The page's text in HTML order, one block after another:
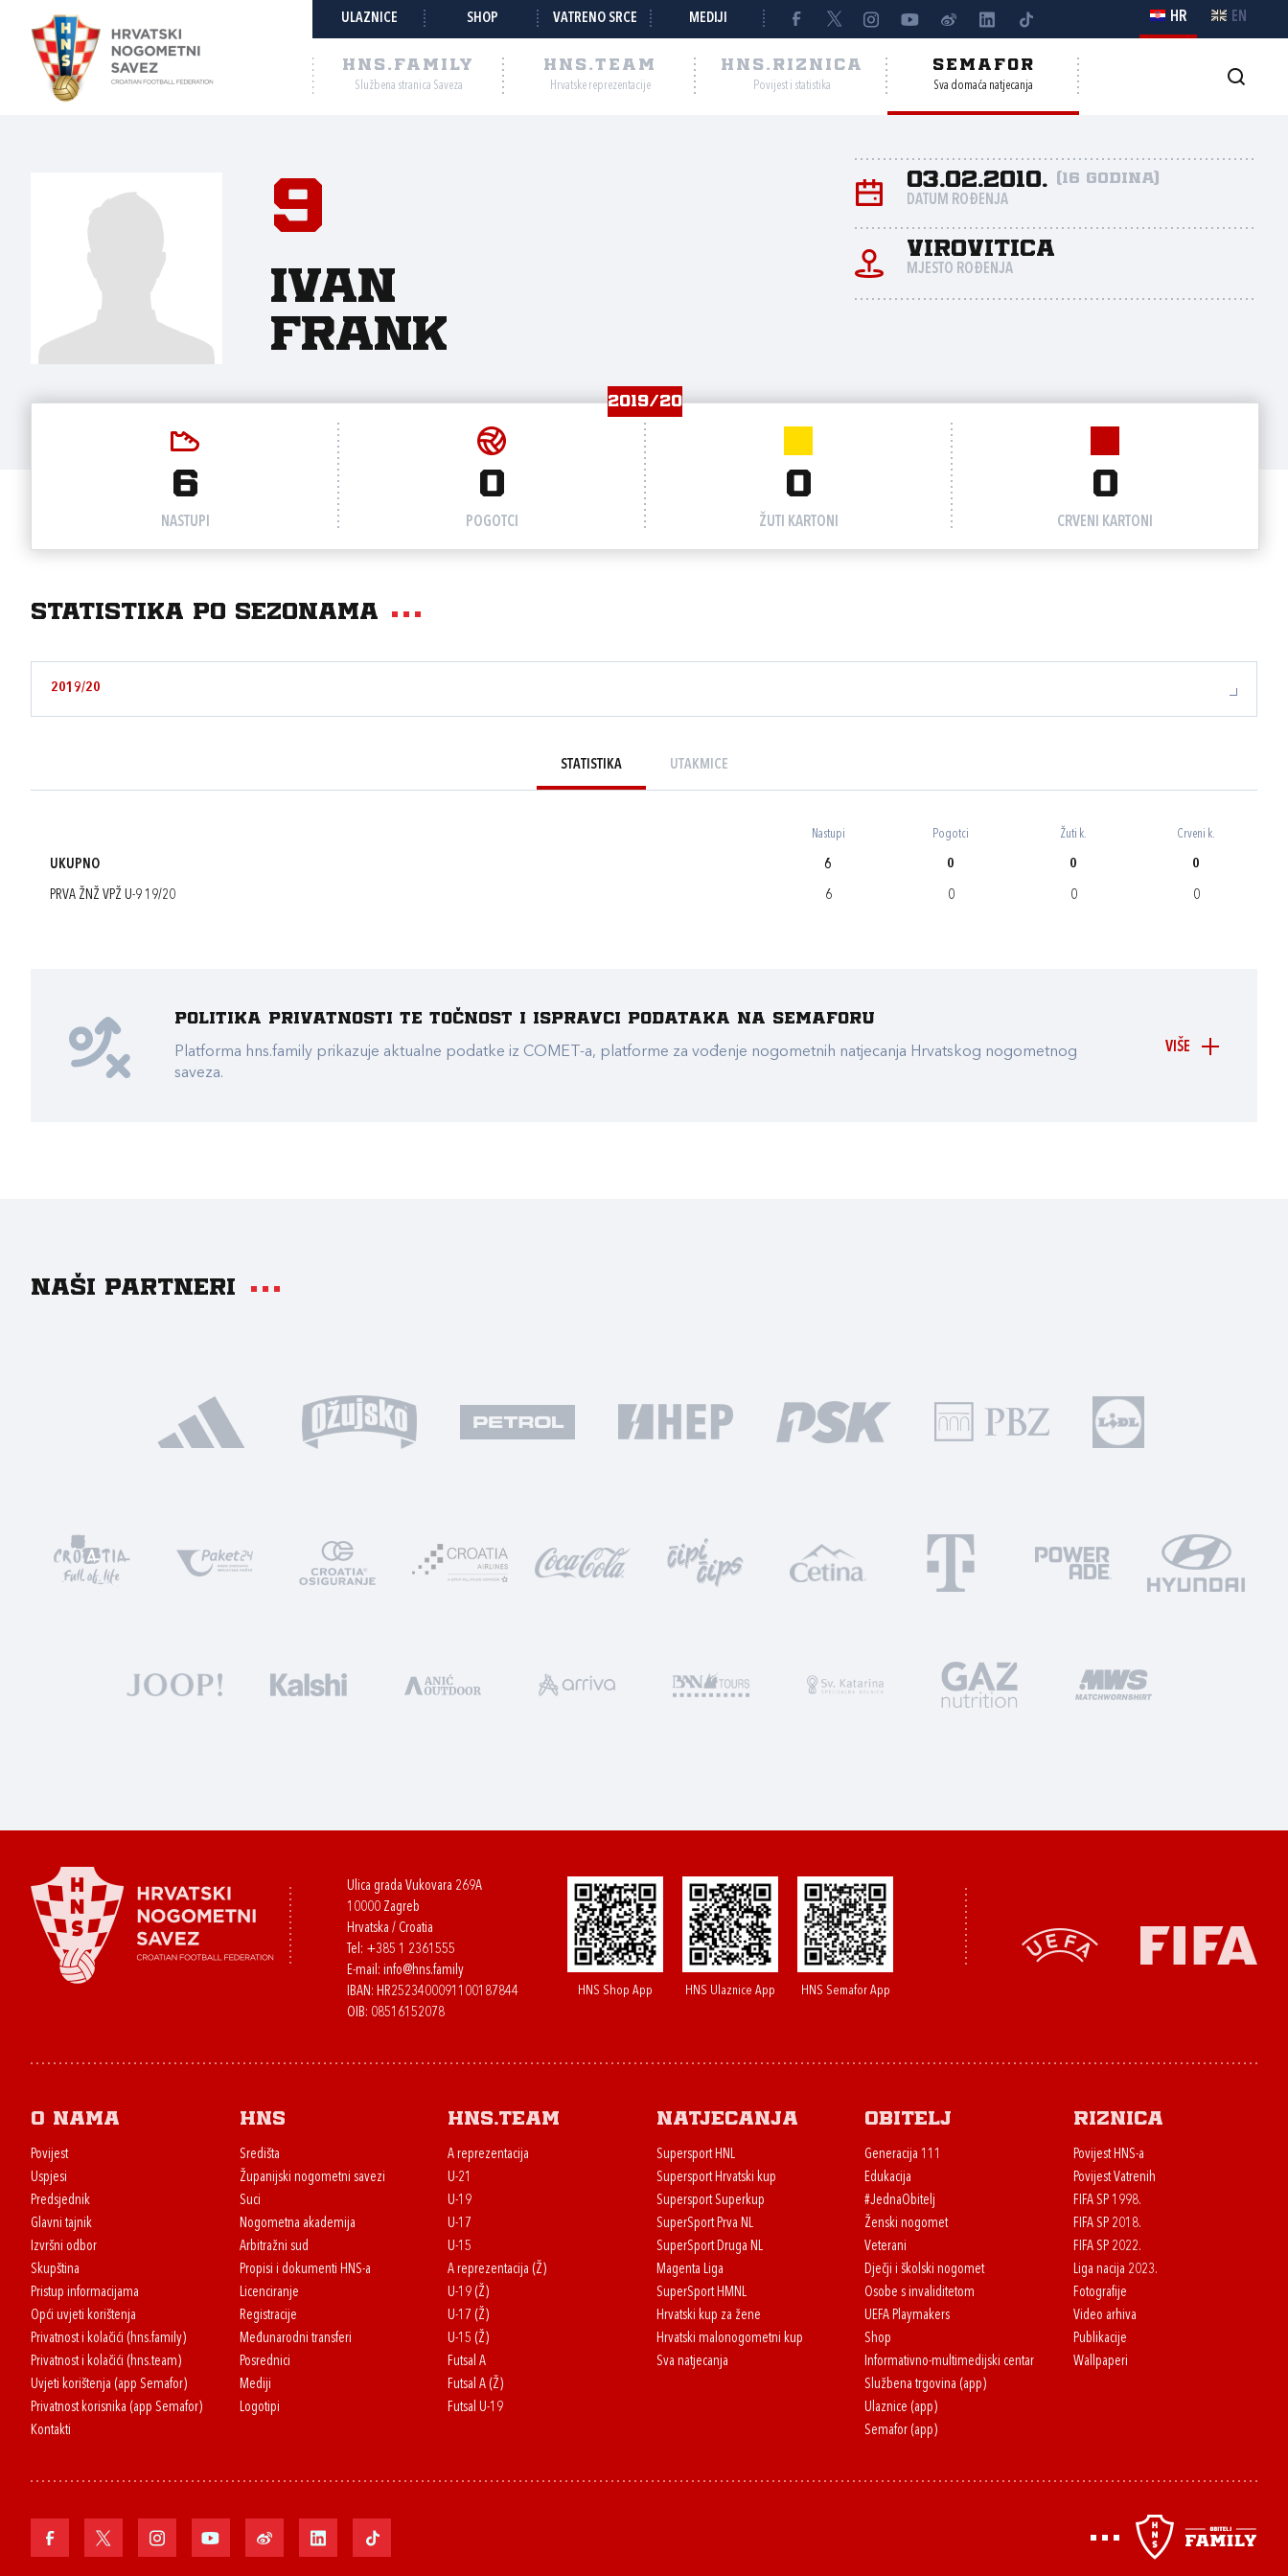
ULAZNICE SHOP VATRENO SRCE MEDIJI HR EN
HNS.FAMILY
Službena stranica Saveza
HNS.TEAM
Hrvatske reprezentacije
HNS.RIZNICA
Povijest i statistika
SEMAFOR
Sva domaća natjecanja
9
Ivan
Frank
03.02.2010. (16 godina)
DATUM ROĐENJA
Virovitica
MJESTO ROĐENJA
2019/20
6
NASTUPI
0
POGOTCI
0
ŽUTI KARTONI
0
CRVENI KARTONI
Statistika po sezonama
2019/20
STATISTIKA UTAKMICE
Nastupi Pogotci Žuti k. Crveni k.
UKUPNO 6 0 0 0
PRVA ŽNŽ VPŽ U-9 19/20 6 0 0 0
VIŠE
Politika privatnosti te točnost i ispravci podataka na Semaforu
Platforma hns.family prikazuje aktualne podatke iz COMET-a, platforme za vođenje nogometnih natjecanja Hrvatskog nogometnog
saveza.
Naši partneri
Ulica grada Vukovara 269A
10000 Zagreb
Hrvatska / Croatia
Tel: +385 1 2361555
E-mail: info@hns.family
IBAN: HR2523400091100187844
OIB: 08516152078
HNS Shop App HNS Ulaznice App HNS Semafor App
O nama
Povijest
Uspjesi
Predsjednik
Glavni tajnik
Izvršni odbor
Skupština
Pristup informacijama
Opći uvjeti korištenja
Privatnost i kolačići (hns.family)
Privatnost i kolačići (hns.team)
Uvjeti korištenja (app Semafor)
Privatnost korisnika (app Semafor)
Kontakti
HNS
Središta
Županijski nogometni savezi
Suci
Nogometna akademija
Arbitražni sud
Propisi i dokumenti HNS-a
Licenciranje
Registracije
Međunarodni transferi
Posrednici
Mediji
Logotipi
HNS.team
A reprezentacija
U-21
U-19
U-17
U-15
A reprezentacija (Ž)
U-19 (Ž)
U-17 (Ž)
U-15 (Ž)
Futsal A
Futsal A (Ž)
Futsal U-19
Natjecanja
Supersport HNL
Supersport Hrvatski kup
Supersport Superkup
SuperSport Prva NL
SuperSport Druga NL
Magenta Liga
SuperSport HMNL
Hrvatski kup za žene
Hrvatski malonogometni kup
Sva natjecanja
Obitelj
Generacija 111
Edukacija
#JednaObitelj
Ženski nogomet
Veterani
Dječji i školski nogomet
Osobe s invaliditetom
UEFA Playmakers
Shop
Informativno-multimedijski centar
Službena trgovina (app)
Ulaznice (app)
Semafor (app)
Riznica
Povijest HNS-a
Povijest Vatrenih
FIFA SP 1998.
FIFA SP 2018.
FIFA SP 2022.
Liga nacija 2023.
Fotografije
Video arhiva
Publikacije
Wallpaperi